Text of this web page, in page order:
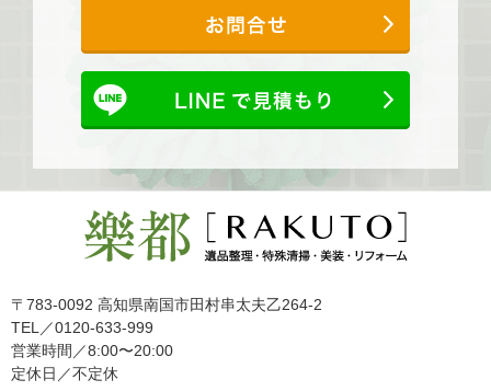
〒783-0092 高知県南国市田村串太夫乙264-2
TEL／0120-633-999
営業時間／8:00〜20:00
定休日／不定休